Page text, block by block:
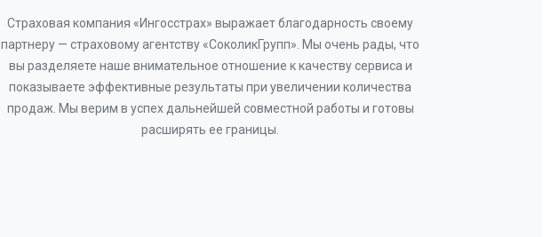
Страховая компания «Ингосстрах» выражает благодарность своему
партнеру — страховому агентству «СоколикГрупп». Мы очень рады, что
вы разделяете наше внимательное отношение к качеству сервиса и
показываете эффективные результаты при увеличении количества
продаж. Мы верим в успех дальнейшей совместной работы и готовы
расширять ее границы.